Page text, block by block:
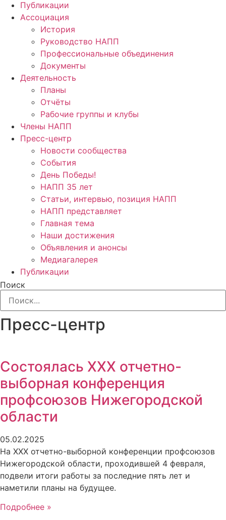
Публикации
Ассоциация
История
Руководство НАПП
Профессиональные объединения
Документы
Деятельность
Планы
Отчёты
Рабочие группы и клубы
Члены НАПП
Пресс-центр
Новости сообщества
События
День Победы!
НАПП 35 лет
Статьи, интервью, позиция НАПП
НАПП представляет
Главная тема
Наши достижения
Объявления и анонсы
Медиагалерея
Публикации
Поиск
Пресс-центр
Состоялась XXX отчетно-
выборная конференция
профсоюзов Нижегородской
области
05.02.2025
На XXX отчетно-выборной конференции профсоюзов
Нижегородской области, проходившей 4 февраля,
подвели итоги работы за последние пять лет и
наметили планы на будущее.
Подробнее »